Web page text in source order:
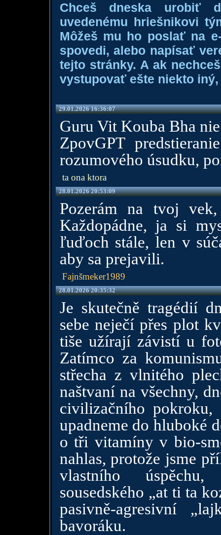
Chceš dneska urobiť
uvedenému hriešnikovi
Môžeš mu ho poslať na
spovedi, alebo napísať
tejto stránky. A ak
vystupovať ešte niekto
29.01.2026 16:36:07
Guru Vit Kouba Bha
ZpovGPT
rozumového úsudku,
ta ona ktora
28.01.2026 20:53:09
Pozerám na tvoj
Každopádne, ja si
ľuďoch stále, len v
aby sa prejavili.
Fajnšmeker1989
28.01.2026 20:35:32
Je skutečně tragédií
sebe neječí přes plot
tiše užírají závistí u
Zatímco za
střecha z vlnitého
naštvaní na všechny,
civilizačního
upadneme do hluboké
o tři vitamíny v bio-
nahlas, protože jsme
vlastního
sousedského „at ti ta
pasivně-agresivní
bavoráku.